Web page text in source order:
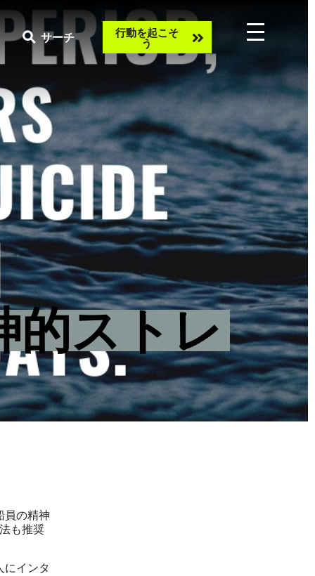
的ストレ
サーチ
Take
action
行動を起こそ
う
員の精神
も推奨
にインタ